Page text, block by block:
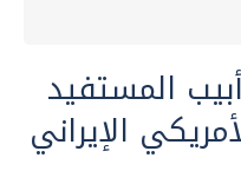
المستفيد
الإيراني